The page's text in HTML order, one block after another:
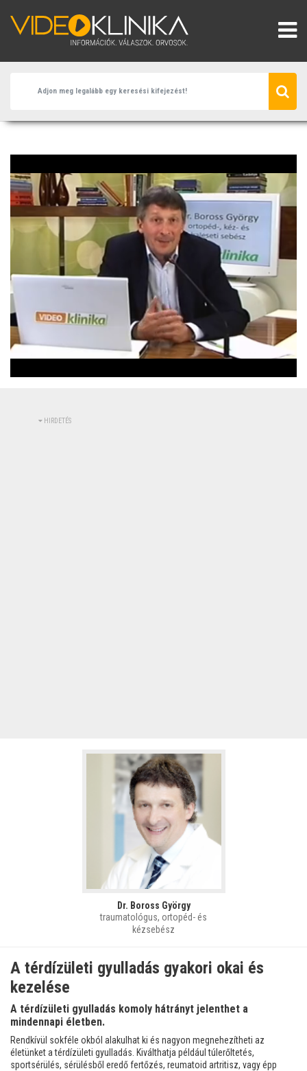
kikapcsolva
0%
0%
HIRDETÉS
Dr. Boross György
traumatológus, ortopéd- és
kézsebész
A térdízületi gyulladás gyakori okai és
kezelése
A térdízületi gyulladás komoly hátrányt jelenthet a
mindennapi életben.
Rendkívül sokféle okból alakulhat ki és nagyon megnehezítheti az
életünket a térdízületi gyulladás. Kiválthatja például túlerőltetés,
sportsérülés, sérülésből eredő fertőzés, reumatoid artritisz, vagy épp